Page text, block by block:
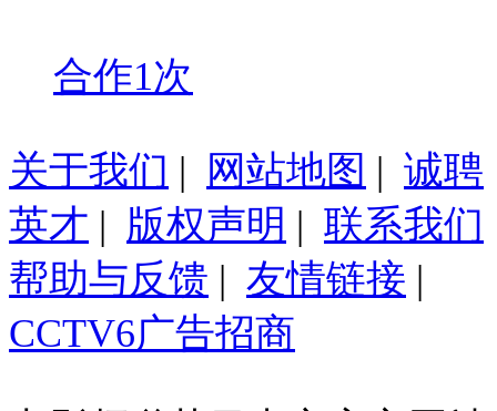
合作1次
关于我们 | 网站地图 | 诚聘
英才 | 版权声明 | 联系我们
帮助与反馈 | 友情链接 |
CCTV6广告招商